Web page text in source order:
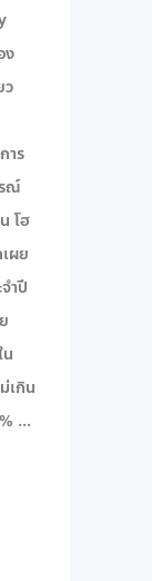
ง
ว
าร
ณ์
โฮ
ผย
ำปี
เกิน